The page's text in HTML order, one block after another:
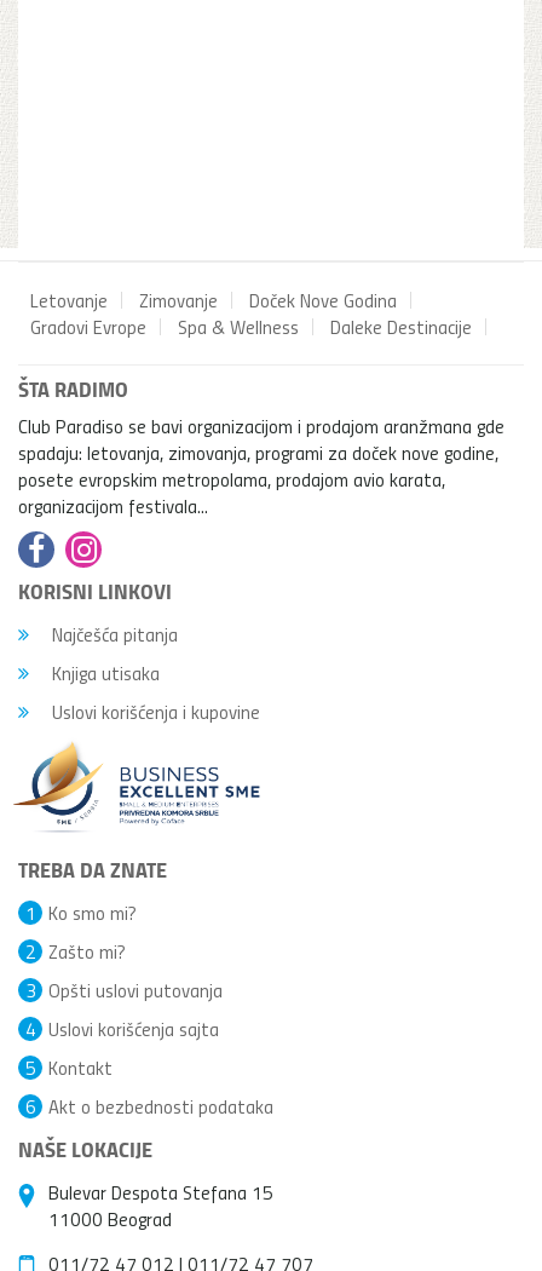
Letovanje Zimovanje
Doček Nove Godina
Gradovi Evrope
Spa & Wellness Daleke Destinacije
ŠTA RADIMO
Club Paradiso se bavi organizacijom i prodajom aranžmana gde
spadaju: letovanja, zimovanja, programi za doček nove godine,
posete evropskim metropolama, prodajom avio karata,
organizacijom festivala...
KORISNI LINKOVI
Najčešća pitanja
Knjiga utisaka
Uslovi korišćenja i kupovine
TREBA DA ZNATE
Ko smo mi?
1
Zašto mi?
2
Opšti uslovi putovanja
3
Uslovi korišćenja sajta
4
Kontakt
5
Akt o bezbednosti podataka
6
NAŠE LOKACIJE
Bulevar Despota Stefana 15
11000 Beograd
011/72 47 012 | 011/72 47 707